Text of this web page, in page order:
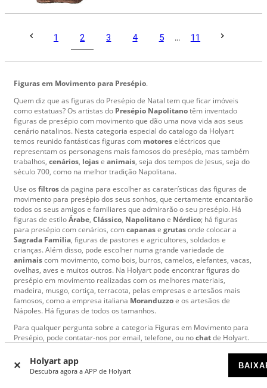
Holyart app
Descubra agora a APP de Holyart
1 2 3 4 5 ... 11
Figuras em Movimento para Presépio.
Quem diz que as figuras do Presépio de Natal tem que ficar imóveis
como estatuas? Os artistas do Presépio Napolitanotêm inventado
figuras de presépio com movimento que dão uma nova vida aos seus
cenário natalinos. Nesta categoria especial do catalogo da Holyart
temos reunido fantásticas figuras com motoreseléctricos que
representam os personagens mais famosos do presépio, mas também
trabalhos, cenários, lojase animais, seja dos tempos de Jesus, seja do
século 700, como na melhor tradição Napolitana.
Use os filtrosda pagina para escolher as caraterísticas das figuras de
movimento para presépio dos seus sonhos, que certamente encantarão
todos os seus amigos e familiares que admirarão o seu presépio. Há
figuras de estiloÁrabe, Clássico, Napolitanoe Nórdico; há figuras
para presépio com cenários, comcapanase grutasonde colocar a
Sagrada Familia, figuras de pastores e agricultores, soldados e
crianças. Além disso, pode escolher numa grande variedade de
animaiscom movimento, como bois, burros, camelos, elefantes, vacas,
ovelhas, aves e muitos outros. Na Holyart pode encontrar figuras do
presépio em movimento realizadas com os melhores materiais,
madeira, musgo, cortiça, terracota, pelas empresas e artesãos mais
famosos, como a empresa italiana Moranduzzoe os artesãos de
Nápoles. Há figuras de todos os tamanhos.
Para qualquer pergunta sobre a categoria Figuras em Movimento para
Presépio, pode contatar-nos por email, telefone, ou nochatde Holyart.
comentários